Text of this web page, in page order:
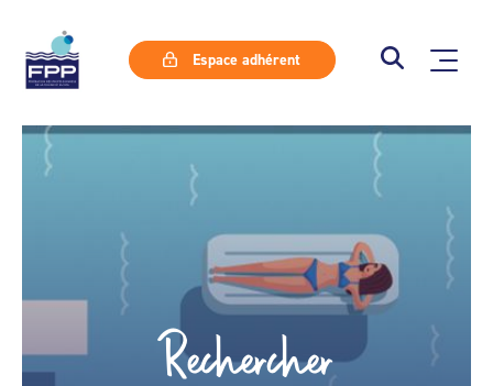
Espace adhérent
Rechercher